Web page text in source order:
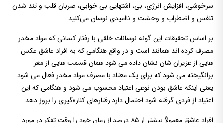
سرخوشی، افزایش انرژی، بی، اشتهایی بی خوابی، ضربان قلب و تند شدن
تنفس و اضطراب و وحشت و ناامیدی نوسان می‌کنید.
بر اساس تحقیقات این گونه نوسانات خلقی با رفتار کسانی که مواد مخدر
مصرف کرده اند همانند است و در واقع هنگامی که به افراد عاشق عکس
هایی از عزیزان شان نشان داده می شود همان قسمت هایی از مغز
برانگیخته می شود که برای یک معتاد با مصرف مواد مخدر فعال می شود.
یعنی اینکه عاشق بودن نوعی اعتیاد محسوب می شود و هنگامی که این
اعتیاد از فردی گرفته شود احتمال دارد رفتارهای کناره‌گیری را بروز دهد.
افراد عاشق معمولاً بیشتر از ۸۵ درصد از زمان خود را وقت تفکر در مورد